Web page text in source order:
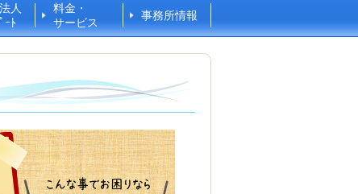
人
ｰﾄ
料金・
サービス
事務所情報